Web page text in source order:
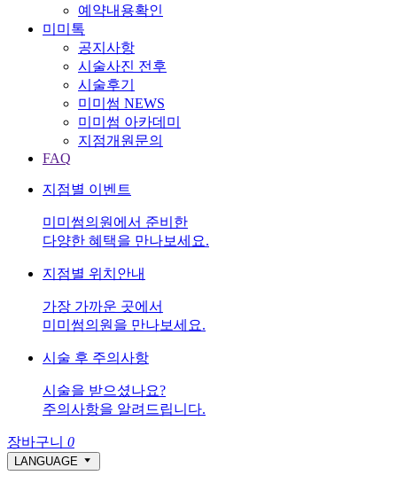
예약내용확인
미미톡
공지사항
시술사진 전후
시술후기
미미썸 NEWS
미미썸 아카데미
지점개원문의
FAQ
지점별 이벤트
미미썸의원에서 준비한
다양한 혜택을 만나보세요.
지점별 위치안내
가장 가까운 곳에서
미미썸의원을 만나보세요.
시술 후 주의사항
시술을 받으셨나요?
주의사항을 알려드립니다.
장바구니 0
LANGUAGE